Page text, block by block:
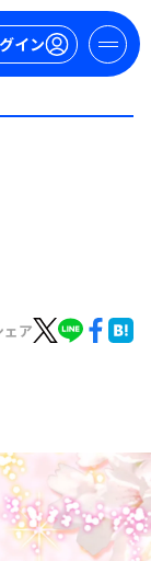
イン
ェア